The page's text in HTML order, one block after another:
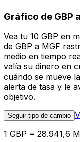
Gráfico de GBP
Vea tu 10 GBP en
de GBP a MGF
medio en tiempo
valía su dinero en
cuándo se mueve
alerta de tasa y le
objetivo.
Seguir tipo de cambio
1 GBP = 28.941,6